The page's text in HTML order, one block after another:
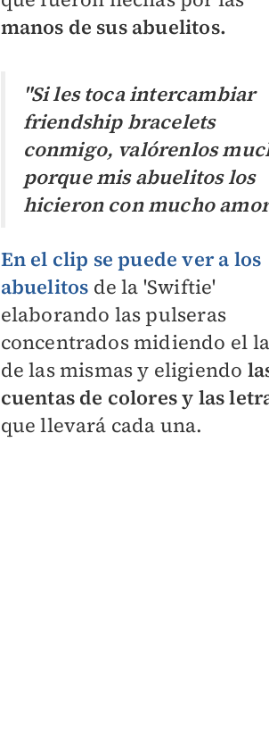
manos de sus abuelitos.
"Si les toca intercambiar
friendship bracelets
conmigo, valórenlos
porque mis abuelitos los
hicieron con mucho
En el clip se puede ver a los
abuelitos de la 'Swiftie'
elaborando las pulseras
concentrados midiendo el
de las mismas y eligiendo
cuentas de colores y las
que llevará cada una.